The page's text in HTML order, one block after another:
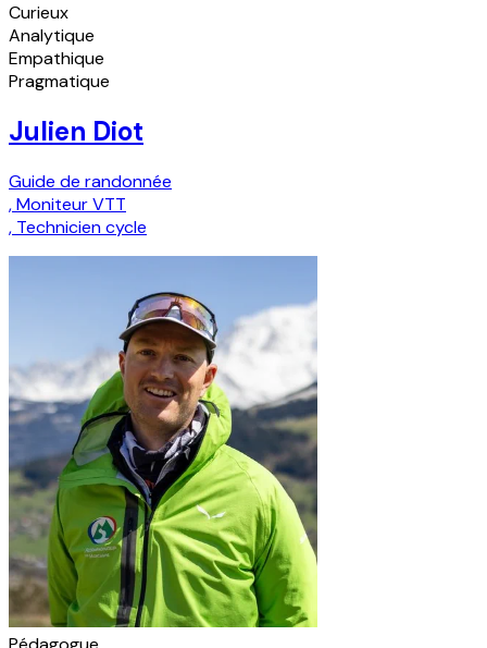
Curieux
Analytique
Empathique
Pragmatique
Julien Diot
Guide de randonnée
,Moniteur VTT
, Technicien cycle